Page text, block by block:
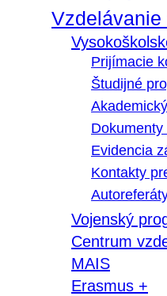
Prijímacie
Študijné
Evidencia
Kontakty
Vojenský
Centrum
MAIS
Erasmus +